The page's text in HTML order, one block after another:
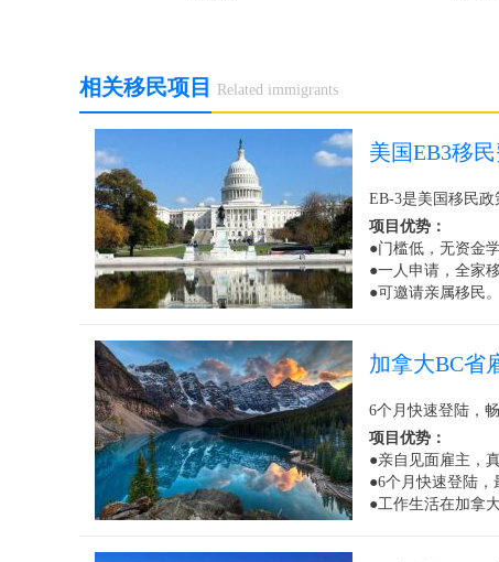
相关移民项目 Related immigrants
美国EB3移
EB-3是美国移民
项目优势：
●门槛低，无资金
●一人申请，全家
●可邀请亲属移民。
加拿大BC省
6个月快速登陆，
项目优势：
●亲自见面雇主，
●6个月快速登陆，
●工作生活在加拿